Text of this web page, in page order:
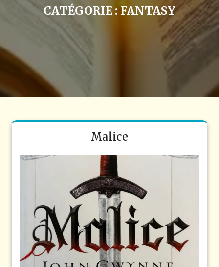
CATÉGORIE :FANTASY
Malice